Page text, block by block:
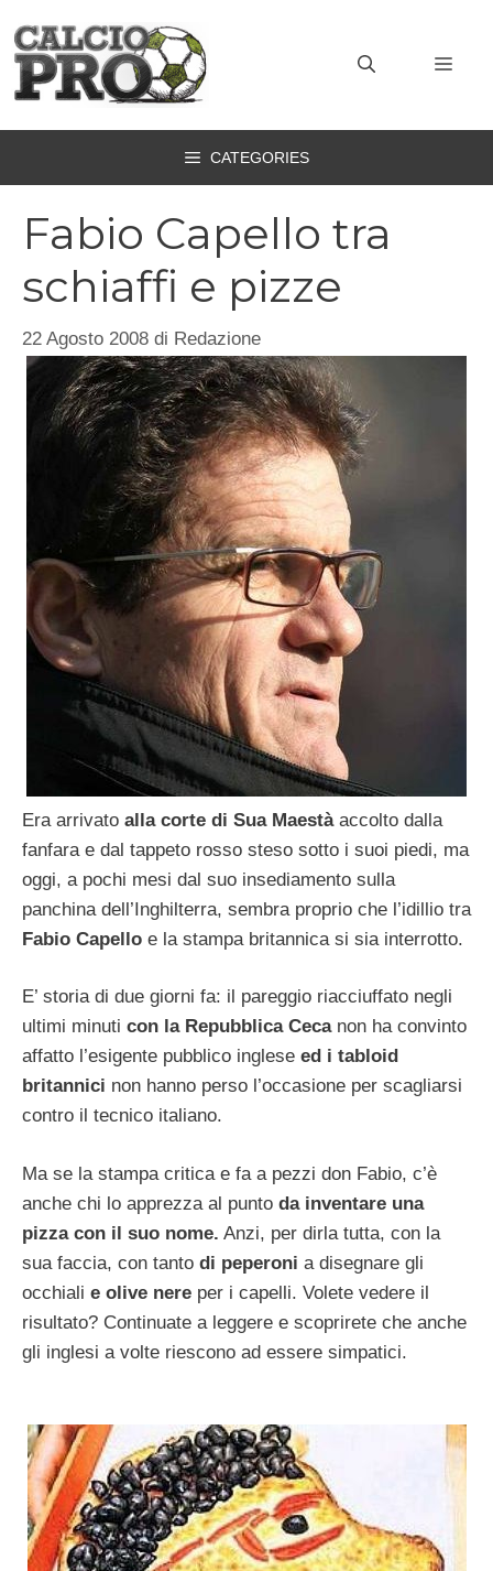
contenuto
CATEGORIES
Fabio Capello tra
schiaffi e pizze
22 Agosto 2008 di Redazione
Era arrivato alla corte di Sua Maestà accolto dalla
fanfara e dal tappeto rosso steso sotto i suoi piedi, ma
oggi, a pochi mesi dal suo insediamento sulla
panchina dell’Inghilterra, sembra proprio che l’idillio tra
Fabio Capello e la stampa britannica si sia interrotto.
E’ storia di due giorni fa: il pareggio riacciuffato negli
ultimi minuti con la Repubblica Ceca non ha convinto
affatto l’esigente pubblico inglese ed i tabloid
britannici non hanno perso l’occasione per scagliarsi
contro il tecnico italiano.
Ma se la stampa critica e fa a pezzi don Fabio, c’è
anche chi lo apprezza al punto da inventare una
pizza con il suo nome. Anzi, per dirla tutta, con la
sua faccia, con tanto di peperoni a disegnare gli
occhiali e olive nere per i capelli. Volete vedere il
risultato? Continuate a leggere e scoprirete che anche
gli inglesi a volte riescono ad essere simpatici.